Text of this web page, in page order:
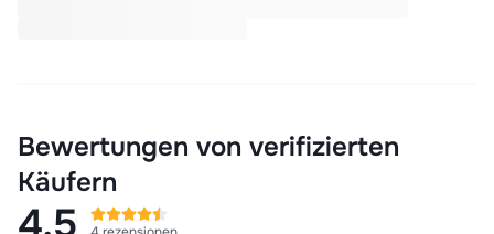
Bewertungen von verifizierten
Käufern